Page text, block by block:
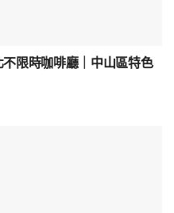
限時咖啡廳｜中山區特色